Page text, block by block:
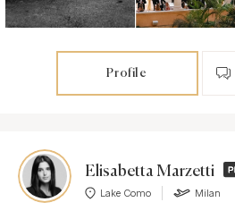
Profile
Elisabetta Marzetti
Lake Como Milan